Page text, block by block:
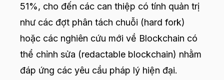
51%, cho đến các can thiệp có tính quản trị
như các đợt phân tách chuỗi (hard fork)
hoặc các nghiên cứu mới về Blockchain có
thể chỉnh sửa (redactable blockchain) nhằm
đáp ứng các yêu cầu pháp lý hiện đại.